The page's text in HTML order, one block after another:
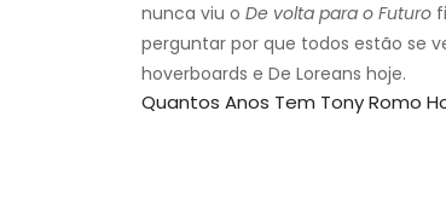
nunca viu o De volta para o Futuro
perguntar por que todos estão se
hoverboards e De Loreans hoje.
Quantos Anos Tem Tony Romo